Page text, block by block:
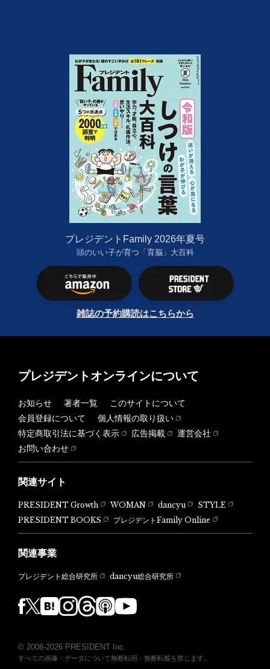
プレジデントFamily 2026年夏号
頭のいい子が育つ「育脳」大百科
雑誌の予約購読はこちらから
プレジデントオンラインについて
お知らせ 著者一覧
このサイトについて
会員登録について
個人情報の取り扱い
特定商取引法に基づく表示
広告掲載
運営会社
お問い合わせ
関連サイト
PRESIDENT Growth WOMAN dancyu
STYLE
PRESIDENT BOOKS
プレジデントFamily Online
関連事業
プレジデント総合研究所 dancyu総合研究所
© 2008-2026 PRESIDENT Inc.
すべての画像・データについて無断転用・無断転載を禁じます。